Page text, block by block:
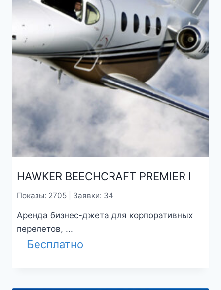
HAWKER BEECHCRAFT PREMIER I
Показы: 2705 | Заявки: 34
Аренда бизнес-джета для корпоративных
перелетов, ...
Бесплатно